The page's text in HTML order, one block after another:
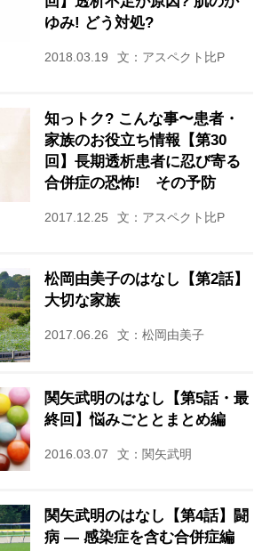
ゆみ! どう対処?
2018.03.19 文：アスペクト比P
知っトク? こんな事〜患者・
家族のお役立ち情報【第30
回】長期透析患者に忍び寄る
合併症の恐怖! その予防
2017.12.25 文：アスペクト比P
松岡由美子のはなし【第2話】
大切な家族
2017.06.26 文：松岡由美子
関矢武明のはなし【第5話・最
終回】悩みごととまとめ編
2016.03.07 文：関矢武明
関矢武明のはなし【第4話】闘
病 — 感染症を含む合併症編